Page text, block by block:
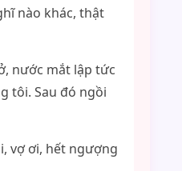
nào khác, thật
nước mắt lập tức
tôi. Sau đó ngồi
vợ ơi, hết ngượng